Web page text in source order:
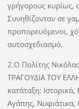
γρήγορους κυρίως,
Συνηθίζονταν σε
προπορευόμενοι,
αυτοσχεδιασμό.
2.Ο Πολίτης
ΤΡΑΓΟΥΔΙΑ ΤΟΥ
κατάταξη:
Αγάπης,